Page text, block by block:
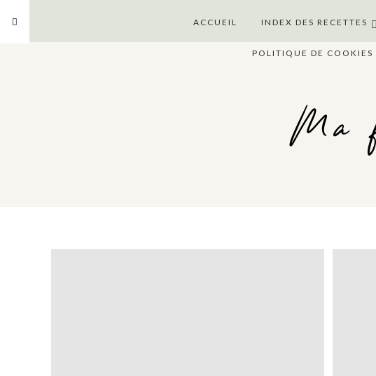
ACCUEIL INDEX DES RECETTES
POLITIQUE DE COOKIES
Ma